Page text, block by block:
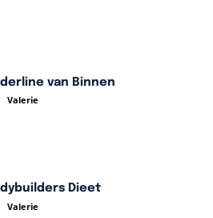
van Binnen
Valerie
Dieet
Valerie